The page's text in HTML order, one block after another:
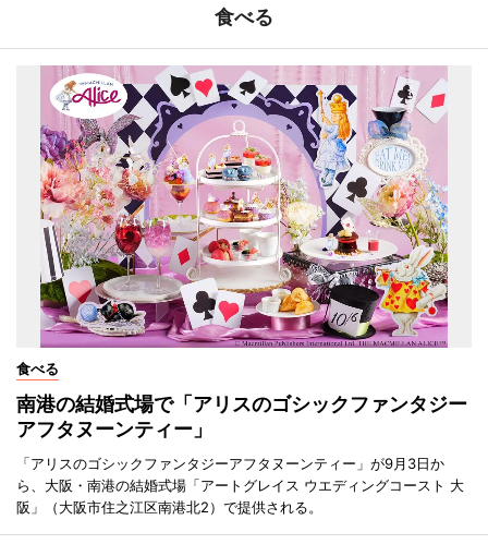
食べる
食べる
南港の結婚式場で「アリスのゴシックファンタジー
アフタヌーンティー」
「アリスのゴシックファンタジーアフタヌーンティー」が9月3日か
ら、大阪・南港の結婚式場「アートグレイス ウエディングコースト 大
阪」（大阪市住之江区南港北2）で提供される。